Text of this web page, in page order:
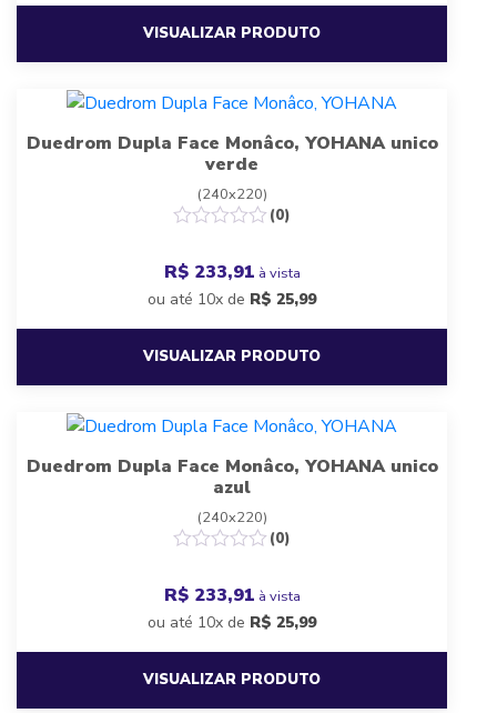
VISUALIZAR PRODUTO
Duedrom Dupla Face Monâco, YOHANA unico
verde
(240x220)
(0)
R$ 233,91 à vista
ou até 10x de R$ 25,99
VISUALIZAR PRODUTO
Duedrom Dupla Face Monâco, YOHANA unico
azul
(240x220)
(0)
R$ 233,91 à vista
ou até 10x de R$ 25,99
VISUALIZAR PRODUTO